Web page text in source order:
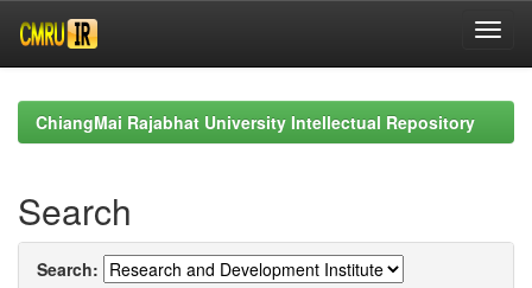
navigationChiangMai Rajabhat University Intellectual Repository
Search
Search: